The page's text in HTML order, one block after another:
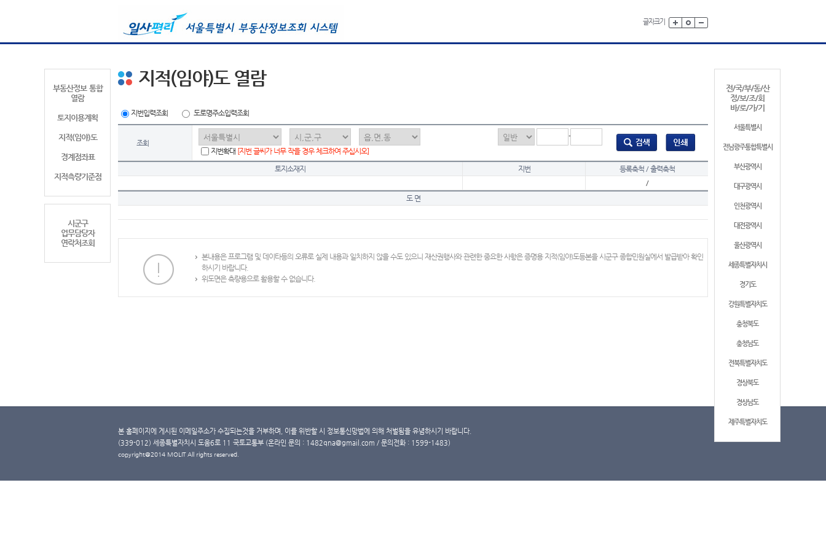
글자크기
부동산정보 통합
열람
토지이용계획
지적(임야)도
경계점좌표
지적측량기준점
시군구
업무담당자
연락처조회
전/국/부/동/산
정/보/조/회
바/로/가/기
서울특별시
전남광주통합특별시
부산광역시
대구광역시
인천광역시
대전광역시
울산광역시
세종특별자치시
경기도
강원특별자치도
충청북도
충청남도
전북특별자치도
경상북도
경상남도
제주특별자치도
지적(임야)도 열람
지번입력조회 도로명주소입력조회
조회
-
지번확대 [지번 글씨가 너무 작을 경우 체크하여 주십시오]
토지소재지 지번
등록축척 / 출력축척
/
도 면
본내용은 프로그램 및 데이타등의 오류로 실제 내용과 일치하지 않을 수도 있으니 재산권행사와 관련한 중요한 사항은 증명용 지적(임야)도등본을 시군구 종합민원실에서 발급받아 확인
하시기 바랍니다.
위도면은 측량용으로 활용할 수 없습니다.
본 홈페이지에 게시된 이메일주소가 수집되는것을 거부하며, 이를 위반할 시 정보통신망법에 의해 처벌됨을 유념하시기 바랍니다.
(339-012) 세종특별자치시 도움6로 11 국토교통부 (온라인 문의 : 1482qna@gmail.com / 문의전화 : 1599-1483)
copyright@2014 MOLIT All rights reserved.